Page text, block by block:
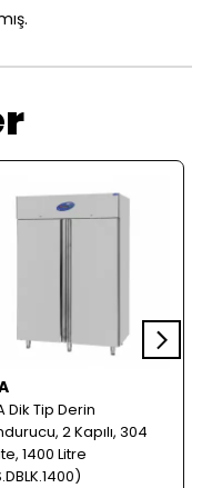
Dik Tip Derin
2 Kapılı, 304
1400 Litre